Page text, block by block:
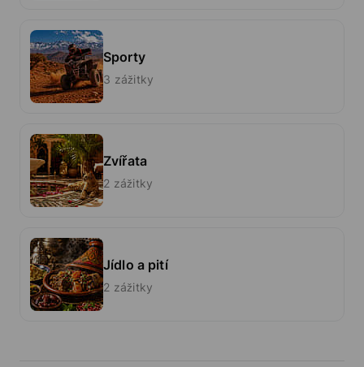
Sporty
3 zážitky
Zvířata
2 zážitky
Jídlo a pití
2 zážitky